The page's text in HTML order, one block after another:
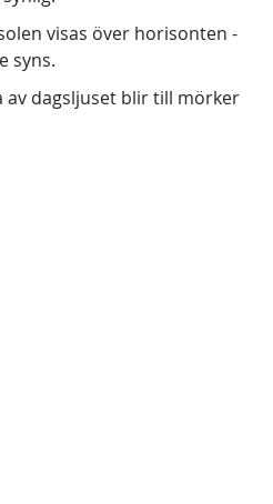
visas över horisonten -
syns.
av dagsljuset blir till mörker